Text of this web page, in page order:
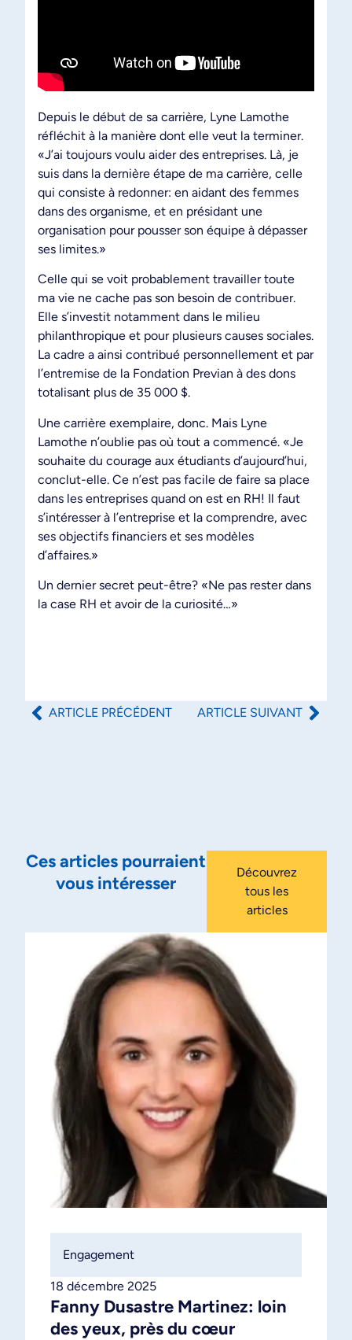
Depuis le début de sa carrière, Lyne Lamothe
réfléchit à la manière dont elle veut la terminer.
«J’ai toujours voulu aider des entreprises. Là, je
suis dans la dernière étape de ma carrière, celle
qui consiste à redonner: en aidant des femmes
dans des organisme, et en présidant une
organisation pour pousser son équipe à dépasser
ses limites.»
Celle qui se voit probablement travailler toute
ma vie ne cache pas son besoin de contribuer.
Elle s’investit notamment dans le milieu
philanthropique et pour plusieurs causes sociales.
La cadre a ainsi contribué personnellement et par
l’entremise de la Fondation Previan à des dons
totalisant plus de 35 000 $.
Une carrière exemplaire, donc. Mais Lyne
Lamothe n’oublie pas où tout a commencé. «Je
souhaite du courage aux étudiants d’aujourd’hui,
conclut-elle. Ce n’est pas facile de faire sa place
dans les entreprises quand on est en RH! Il faut
s’intéresser à l’entreprise et la comprendre, avec
ses objectifs financiers et ses modèles
d’affaires.»
Un dernier secret peut-être? «Ne pas rester dans
la case RH et avoir de la curiosité…»
ARTICLE PRÉCÉDENT ARTICLE SUIVANT
Ces articles pourraient
vous intéresser
Découvrez
tous les
articles
18 décembre 2025
Engagement
Fanny Dusastre Martinez: loin
des yeux, près du cœur